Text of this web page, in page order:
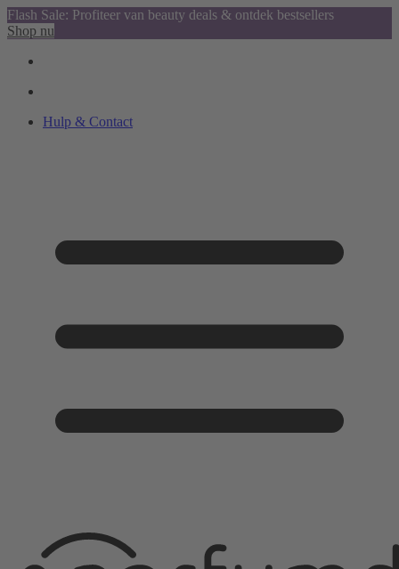
Flash Sale: Profiteer van beauty deals & ontdek bestsellers
Shop nu
Hulp & Contact